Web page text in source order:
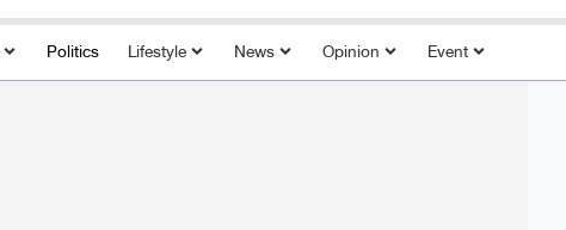
Politics Lifestyle News Opinion Event